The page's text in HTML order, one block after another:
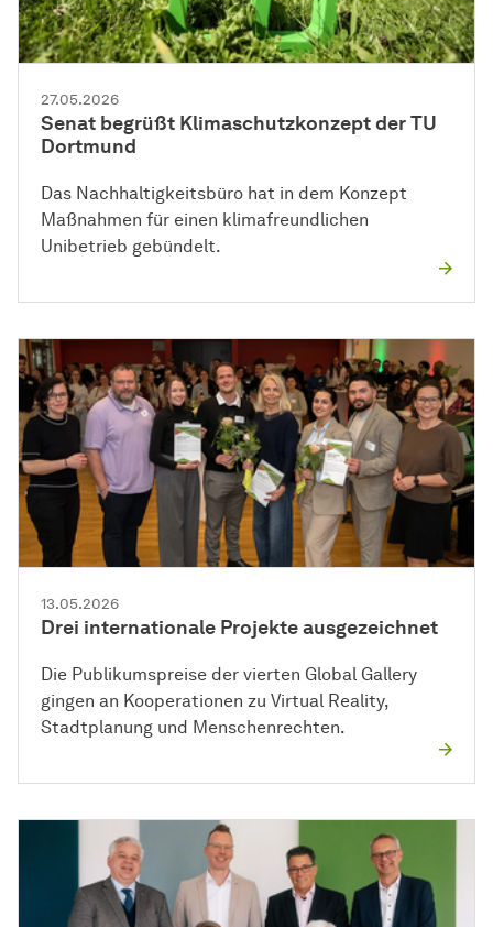
27.05.2026
Senat begrüßt Klimaschutzkonzept der TU
Dortmund
Das Nachhaltigkeitsbüro hat in dem Konzept
Maßnahmen für einen klimafreundlichen
Unibetrieb gebündelt.
13.05.2026
Drei internationale Projekte ausgezeichnet
Die Publikumspreise der vierten Global Gallery
gingen an Kooperationen zu Virtual Reality,
Stadtplanung und Menschenrechten.